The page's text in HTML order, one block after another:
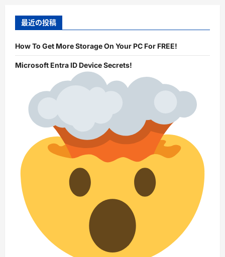
最近の投稿
How To Get More Storage On Your PC For FREE!
Microsoft Entra ID Device Secrets!